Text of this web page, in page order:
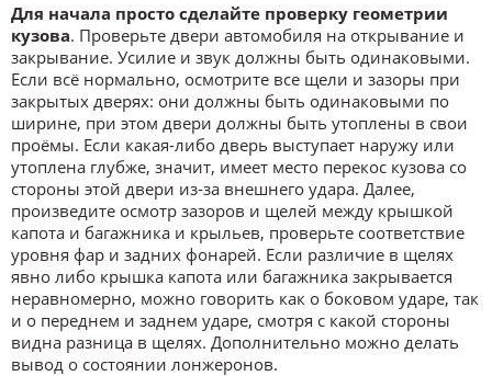
Для начала просто сделайте проверку геометрии
кузова. Проверьте двери автомобиля на открывание и
закрывание. Усилие и звук должны быть одинаковыми.
Если всё нормально, осмотрите все щели и зазоры при
закрытых дверях: они должны быть одинаковыми по
ширине, при этом двери должны быть утоплены в свои
проёмы. Если какая-либо дверь выступает наружу или
утоплена глубже, значит, имеет место перекос кузова со
стороны этой двери из-за внешнего удара. Далее,
произведите осмотр зазоров и щелей между крышкой
капота и багажника и крыльев, проверьте соответствие
уровня фар и задних фонарей. Если различие в щелях
явно либо крышка капота или багажника закрывается
неравномерно, можно говорить как о боковом ударе, так
и о переднем и заднем ударе, смотря с какой стороны
видна разница в щелях. Дополнительно можно делать
вывод о состоянии лонжеронов.